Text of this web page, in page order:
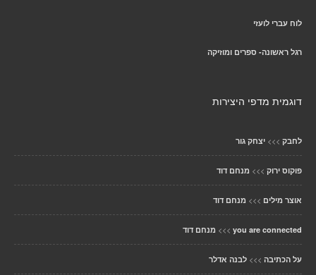
לוח עברי לועזי
רגל ראשונה- ספרים ומוזיקה
דוגמית מדפי היצירות
לחבק >>> יצחק גור
פוקוס ירוק >>> מנחם דוד
אוצר מילים >>> מנחם דוד
you are connected
>>> מנחם דוד
על הכתיבה >>> לבנה אדלר